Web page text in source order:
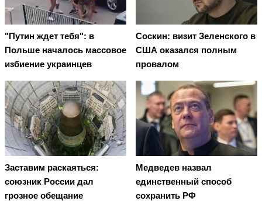
"Путин ждет тебя": в
Польше началось массовое
избиение украинцев
Соскин: визит Зеленского в
США оказался полным
провалом
Заставим раскаяться:
союзник России дал
грозное обещание
Медведев назвал
единственный способ
сохранить РФ